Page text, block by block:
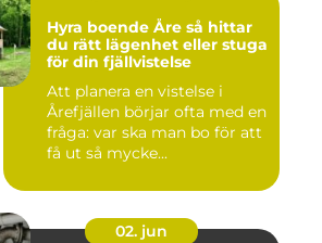
Hyra boende Åre så hittar
du rätt lägenhet eller stuga
för din fjällvistelse
Att planera en vistelse i
Årefjällen börjar ofta med en
fråga: var ska man bo för att
få ut så mycke...
02. jun